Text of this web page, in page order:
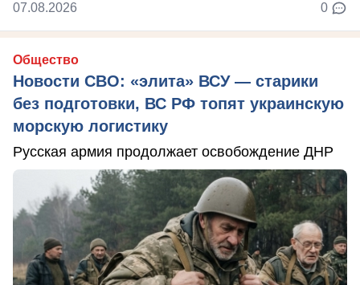
07.08.2026 0
Общество
Новости СВО: «элита» ВСУ — старики
без подготовки, ВС РФ топят украинскую
морскую логистику
Русская армия продолжает освобождение ДНР